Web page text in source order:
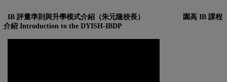
IB 評量準則與升學模式介紹（朱元隆校長）
園高 IB 課程
介紹 Introduction to the DYISH-IBDP